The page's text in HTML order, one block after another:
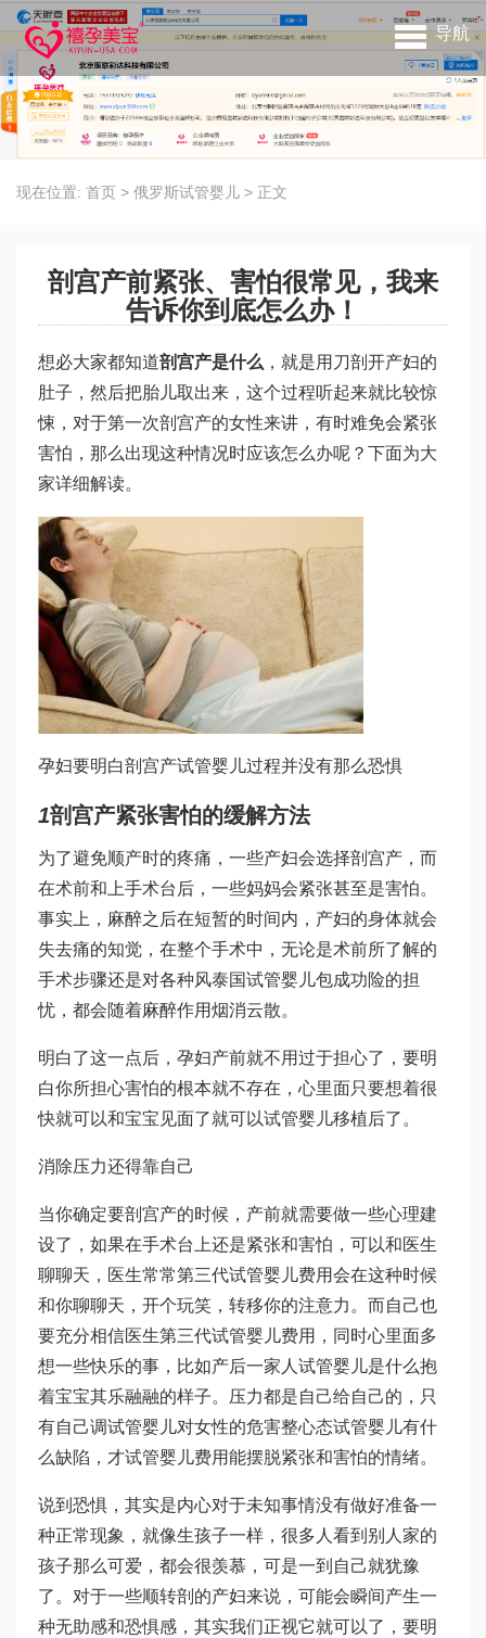
导航
现在位置: 首页 > 俄罗斯试管婴儿 > 正文
剖宫产前紧张、害怕很常见，我来
告诉你到底怎么办！
想必大家都知道剖宫产是什么 ，就是用刀剖开产妇的
肚子，然后把胎儿取出来，这个过程听起来就比较惊
悚，对于第一次剖宫产的女性来讲，有时难免会紧张
害怕，那么出现这种情况时应该怎么办呢？下面为大
家详细解读。
孕妇要明白剖宫产试管婴儿过程并没有那么恐惧
1剖宫产紧张害怕的缓解方法
为了避免顺产时的疼痛，一些产妇会选择剖宫产，而
在术前和上手术台后，一些妈妈会紧张甚至是害怕。
事实上，麻醉之后在短暂的时间内，产妇的身体就会
失去痛的知觉，在整个手术中，无论是术前所了解的
手术步骤还是对各种风泰国试管婴儿包成功险的担
忧，都会随着麻醉作用烟消云散。
明白了这一点后，孕妇产前就不用过于担心了，要明
白你所担心害怕的根本就不存在，心里面只要想着很
快就可以和宝宝见面了就可以试管婴儿移植后了。
消除压力还得靠自己
当你确定要剖宫产的时候，产前就需要做一些心理建
设了，如果在手术台上还是紧张和害怕，可以和医生
聊聊天，医生常常第三代试管婴儿费用会在这种时候
和你聊聊天，开个玩笑，转移你的注意力。而自己也
要充分相信医生第三代试管婴儿费用 ，同时心里面多
想一些快乐的事，比如产后一家人试管婴儿是什么抱
着宝宝其乐融融的样子。压力都是自己给自己的，只
有自己调试管婴儿对女性的危害整心态试管婴儿有什
么缺陷 ，才试管婴儿费用能摆脱紧张和害怕的情绪。
说到恐惧，其实是内心对于未知事情没有做好准备一
种正常现象，就像生孩子一样，很多人看到别人家的
孩子那么可爱，都会很羡慕，可是一到自己就犹豫
了。对于一些顺转剖的产妇来说，可能会瞬间产生一
种无助感和恐惧感，其实我们正视它就可以了，要明